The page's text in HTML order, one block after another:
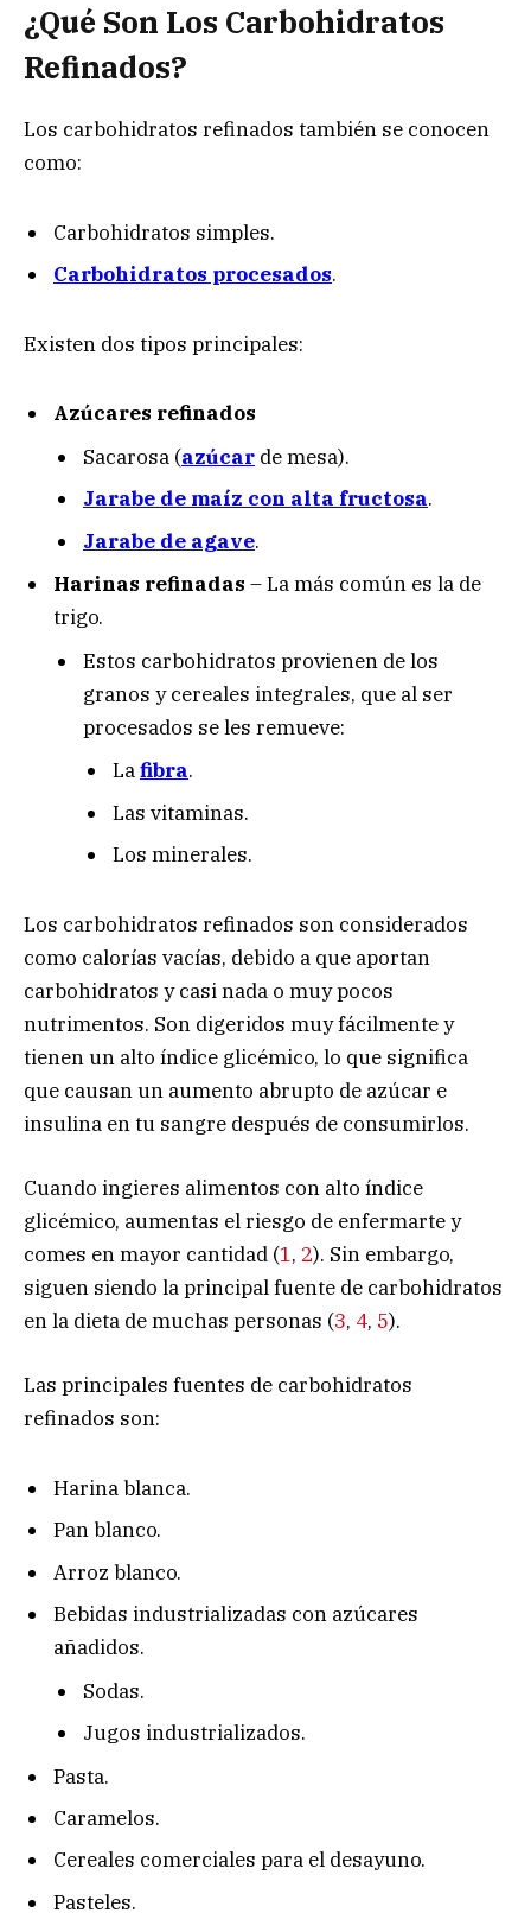
¿Qué Son Los Carbohidratos
Refinados?
Los carbohidratos refinados también se conocen
como:
Carbohidratos simples.
Carbohidratos procesados.
Existen dos tipos principales:
Azúcares refinados
Sacarosa (azúcar de mesa).
Jarabe de maíz con alta fructosa.
Jarabe de agave.
Harinas refinadas – La más común es la de
trigo.
Estos carbohidratos provienen de los
granos y cereales integrales, que al ser
procesados se les remueve:
Lafibra.
Las vitaminas.
Los minerales.
Los carbohidratos refinados son considerados
como calorías vacías, debido a que aportan
carbohidratos y casi nada o muy pocos
nutrimentos. Son digeridos muy fácilmente y
tienen un alto índice glicémico, lo que significa
que causan un aumento abrupto de azúcar e
insulina en tu sangre después de consumirlos.
Cuando ingieres alimentos con alto índice
glicémico, aumentas el riesgo de enfermarte y
comes en mayor cantidad (1, 2). Sin embargo,
siguen siendo la principal fuente de carbohidratos
en la dieta de muchas personas (3, 4, 5).
Las principales fuentes de carbohidratos
refinados son:
Harina blanca.
Pan blanco.
Arroz blanco.
Bebidas industrializadas con azúcares
añadidos.
Sodas.
Jugos industrializados.
Pasta.
Caramelos.
Cereales comerciales para el desayuno.
Pasteles.